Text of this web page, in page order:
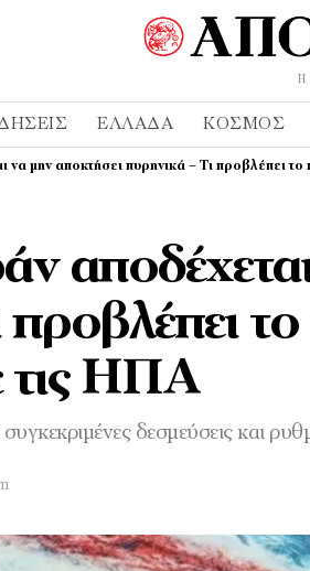
Η
ΕΛΛΆΔΑ ΚΌΣΜΟΣ
να μην αποκτήσει πυρηνικά – Τι προβλέπει
τις ΗΠΑ
δεσμεύσεις και